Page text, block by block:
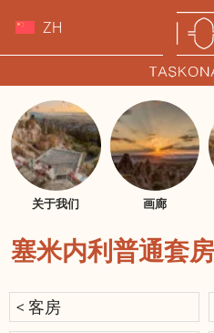
ZH
关于我们 画廊
塞米内利普通套房
< 客房